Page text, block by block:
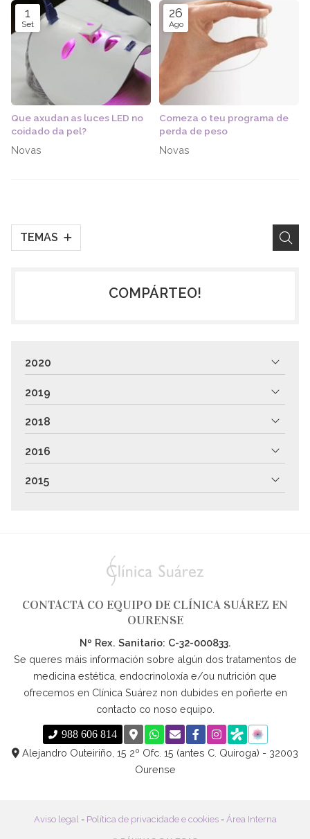
TEMAS
1
Set
Que axudan as luces LED no
coidado da pel?
Novas
26
Ago
Comeza o teu programa de
perda de peso
Novas
COMPÁRTEO!
2020
2019
2018
2016
2015
CONTACTA CO EQUIPO DE CLÍNICA SUÁREZ EN
OURENSE
Nº Rex. Sanitario: C-32-000833.
Se queres máis información sobre algún dos tratamentos de
medicina estética, endocrinoloxía e/ou nutrición que
ofrecemos en Clínica Suárez non dubides en poñerte en
contacto co noso equipo.
988 606 814
Alejandro Outeiriño, 15 2º Ofc. 15 (antes C. Quiroga) - 32003
Ourense
Aviso legal- Política de privacidade e cookies- Área Interna